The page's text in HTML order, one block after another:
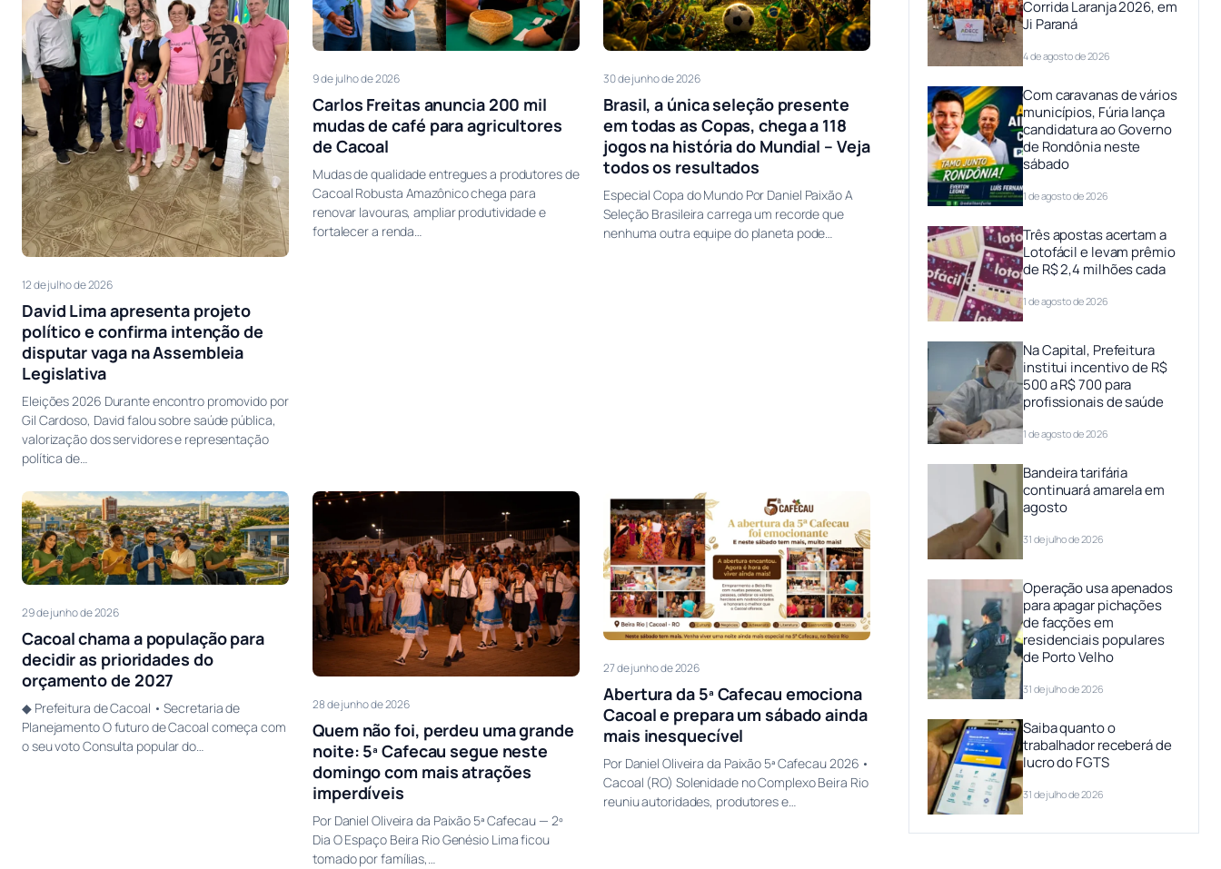
12 de julho de 2026
David Lima apresenta projeto
político e confirma intenção de
disputar vaga na Assembleia
Legislativa
Eleições 2026 Durante encontro promovido por
Gil Cardoso, David falou sobre saúde pública,
valorização dos servidores e representação
política de…
9 de julho de 2026
Carlos Freitas anuncia 200 mil
mudas de café para agricultores
de Cacoal
Mudas de qualidade entregues a produtores de
Cacoal Robusta Amazônico chega para
renovar lavouras, ampliar produtividade e
fortalecer a renda…
30 de junho de 2026
Brasil, a única seleção presente
em todas as Copas, chega a 118
jogos na história do Mundial – Veja
todos os resultados
Especial Copa do Mundo Por Daniel Paixão A
Seleção Brasileira carrega um recorde que
nenhuma outra equipe do planeta pode…
29 de junho de 2026
Cacoal chama a população para
decidir as prioridades do
orçamento de 2027
◆ Prefeitura de Cacoal • Secretaria de
Planejamento O futuro de Cacoal começa com
o seu voto Consulta popular do…
28 de junho de 2026
Quem não foi, perdeu uma grande
noite: 5ª Cafecau segue neste
domingo com mais atrações
imperdíveis
Por Daniel Oliveira da Paixão 5ª Cafecau — 2º
Dia O Espaço Beira Rio Genésio Lima ficou
tomado por famílias,…
27 de junho de 2026
Abertura da 5ª Cafecau emociona
Cacoal e prepara um sábado ainda
mais inesquecível
Por Daniel Oliveira da Paixão 5ª Cafecau 2026 •
Cacoal (RO) Solenidade no Complexo Beira Rio
reuniu autoridades, produtores e…
Corrida Laranja 2026, em
Ji Paraná
4 de agosto de 2026
Com caravanas de vários
municípios, Fúria lança
candidatura ao Governo
de Rondônia neste
sábado
1 de agosto de 2026
Três apostas acertam a
Lotofácil e levam prêmio
de R$ 2,4 milhões cada
1 de agosto de 2026
Na Capital, Prefeitura
institui incentivo de R$
500 a R$ 700 para
profissionais de saúde
1 de agosto de 2026
Bandeira tarifária
continuará amarela em
agosto
31 de julho de 2026
Operação usa apenados
para apagar pichações
de facções em
residenciais populares
de Porto Velho
31 de julho de 2026
Saiba quanto o
trabalhador receberá de
lucro do FGTS
31 de julho de 2026